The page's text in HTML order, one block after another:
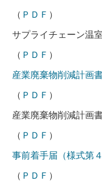
（ ＰＤＦ ）
サプライチェーン温
（ ＰＤＦ ）
産業廃棄物削減計画
（ ＰＤＦ ）
産業廃棄物削減計画
（ ＰＤＦ ）
事前着手届（様式第
（ ＰＤＦ ）